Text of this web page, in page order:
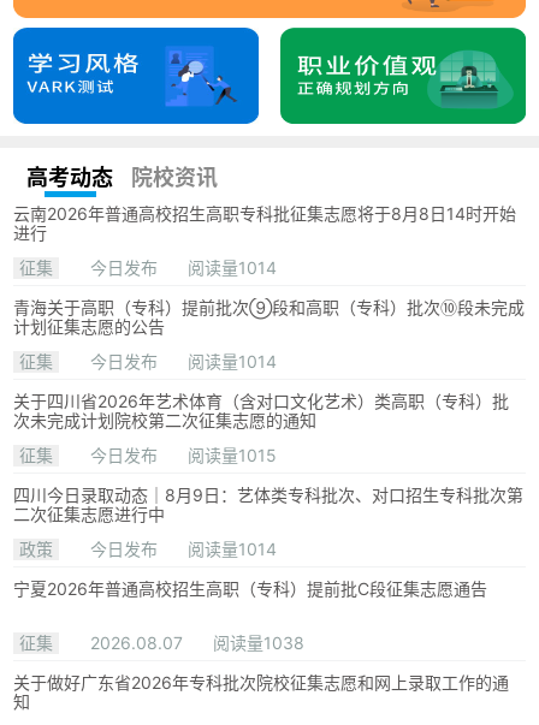
高考动态 院校资讯
云南2026年普通高校招生高职专科批征集志愿将于8月8日14时开始
进行
征集
今日发布
阅读量1014
青海关于高职（专科）提前批次⑨段和高职（专科）批次⑩段未完成
计划征集志愿的公告
征集
今日发布
阅读量1014
关于四川省2026年艺术体育（含对口文化艺术）类高职（专科）批
次未完成计划院校第二次征集志愿的通知
征集
今日发布
阅读量1015
四川今日录取动态｜8月9日：艺体类专科批次、对口招生专科批次第
二次征集志愿进行中
政策
今日发布
阅读量1014
宁夏2026年普通高校招生高职（专科）提前批C段征集志愿通告
征集 2026.08.07
阅读量1038
关于做好广东省2026年专科批次院校征集志愿和网上录取工作的通
知